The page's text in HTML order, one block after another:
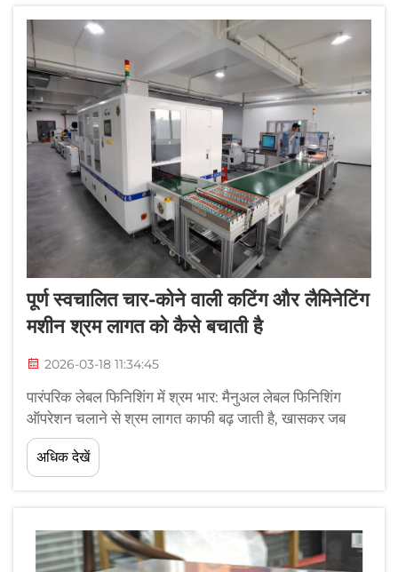
पूर्ण स्वचालित चार-कोने वाली कटिंग और लैमिनेटिंग
मशीन श्रम लागत को कैसे बचाती है
2026-03-18 11:34:45
पारंपरिक लेबल फिनिशिंग में श्रम भार: मैनुअल लेबल फिनिशिंग
ऑपरेशन चलाने से श्रम लागत काफी बढ़ जाती है, खासकर जब
उत्पादन मात्रा बढ़ जाती है। कर्मचारियों को प्रत्येक लेबल रोल को
स्वयं काटने और लैमिनेट करने के लिए छूना पड़ता है...
अधिक देखें